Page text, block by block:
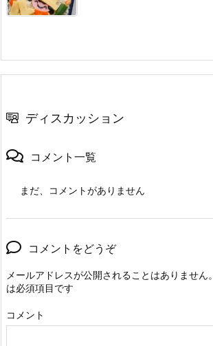
ディスカッション
コメント一覧
まだ、コメントがありません
コメントをどうぞ
メールアドレスが公開されることはありません。
は必須項目です
コメント